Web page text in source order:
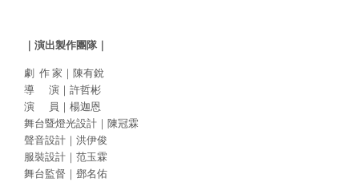
｜演出製作團隊｜
劇 作 家｜陳有銳
導 演｜許哲彬
演 員｜楊迦恩
舞台暨燈光設計｜陳冠霖
聲音設計｜洪伊俊
服裝設計｜范玉霖
舞台監督｜鄧名佑